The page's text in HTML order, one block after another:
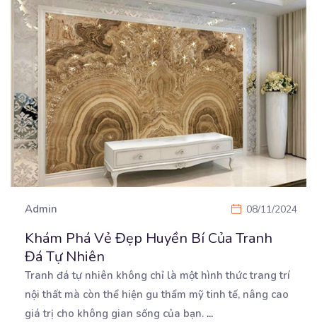
Admin 08/11/2024
Khám Phá Vẻ Đẹp Huyền Bí Của Tranh
Đá Tự Nhiên
Tranh đá tự nhiên không chỉ là một hình thức trang trí
nội thất mà còn thể hiện gu thẩm mỹ tinh tế, nâng cao
giá trị cho không gian sống của bạn. ...